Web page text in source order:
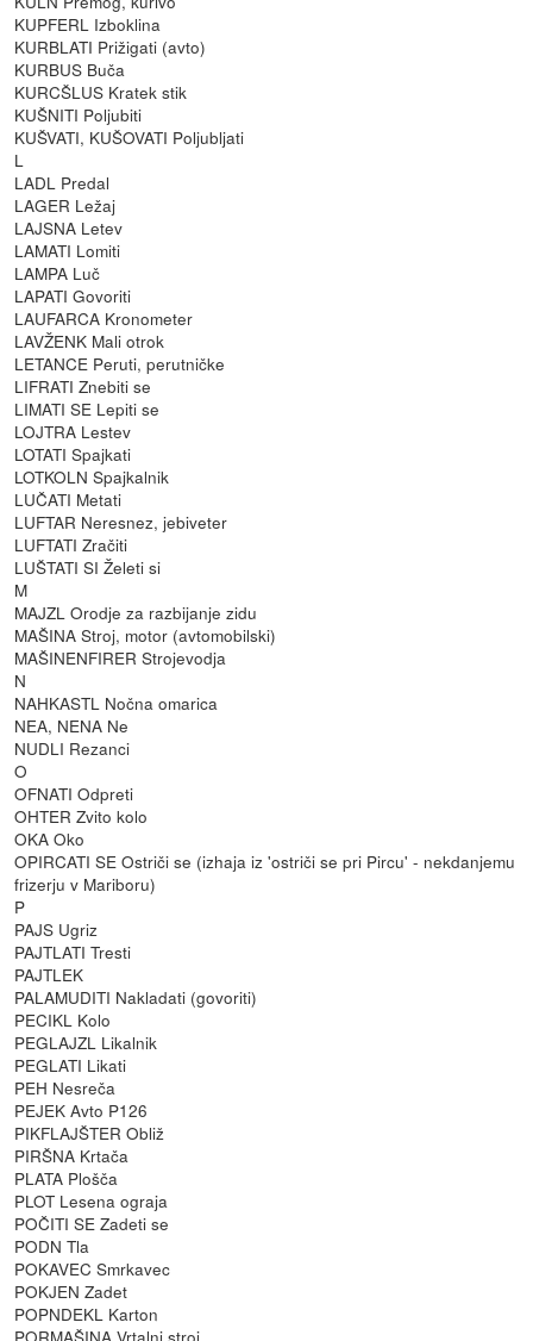
KUPFERL Izboklina
KURBLATI Prižigati (avto)
KURBUS Buča
KURCŠLUS Kratek stik
KUŠNITI Poljubiti
KUŠVATI, KUŠOVATI Poljubljati
L
LADL Predal
LAGER Ležaj
LAJSNA Letev
LAMATI Lomiti
LAMPA Luč
LAPATI Govoriti
LAUFARCA Kronometer
LAVŽENK Mali otrok
LETANCE Peruti, perutničke
LIFRATI Znebiti se
LIMATI SE Lepiti se
LOJTRA Lestev
LOTATI Spajkati
LOTKOLN Spajkalnik
LUČATI Metati
LUFTAR Neresnez, jebiveter
LUFTATI Zračiti
LUŠTATI SI Želeti si
M
MAJZL Orodje za razbijanje zidu
MAŠINA Stroj, motor (avtomobilski)
MAŠINENFIRER Strojevodja
N
NAHKASTL Nočna omarica
NEA, NENA Ne
NUDLI Rezanci
O
OFNATI Odpreti
OHTER Zvito kolo
OKA Oko
OPIRCATI SE Ostriči se (izhaja iz 'ostriči se pri Pircu' - nekdanjemu
frizerju v Mariboru)
P
PAJS Ugriz
PAJTLATI Tresti
PAJTLEK
PALAMUDITI Nakladati (govoriti)
PECIKL Kolo
PEGLAJZL Likalnik
PEGLATI Likati
PEH Nesreča
PEJEK Avto P126
PIKFLAJŠTER Obliž
PIRŠNA Krtača
PLATA Plošča
PLOT Lesena ograja
POČITI SE Zadeti se
PODN Tla
POKAVEC Smrkavec
POKJEN Zadet
POPNDEKL Karton
PORMAŠINA Vrtalni stroj